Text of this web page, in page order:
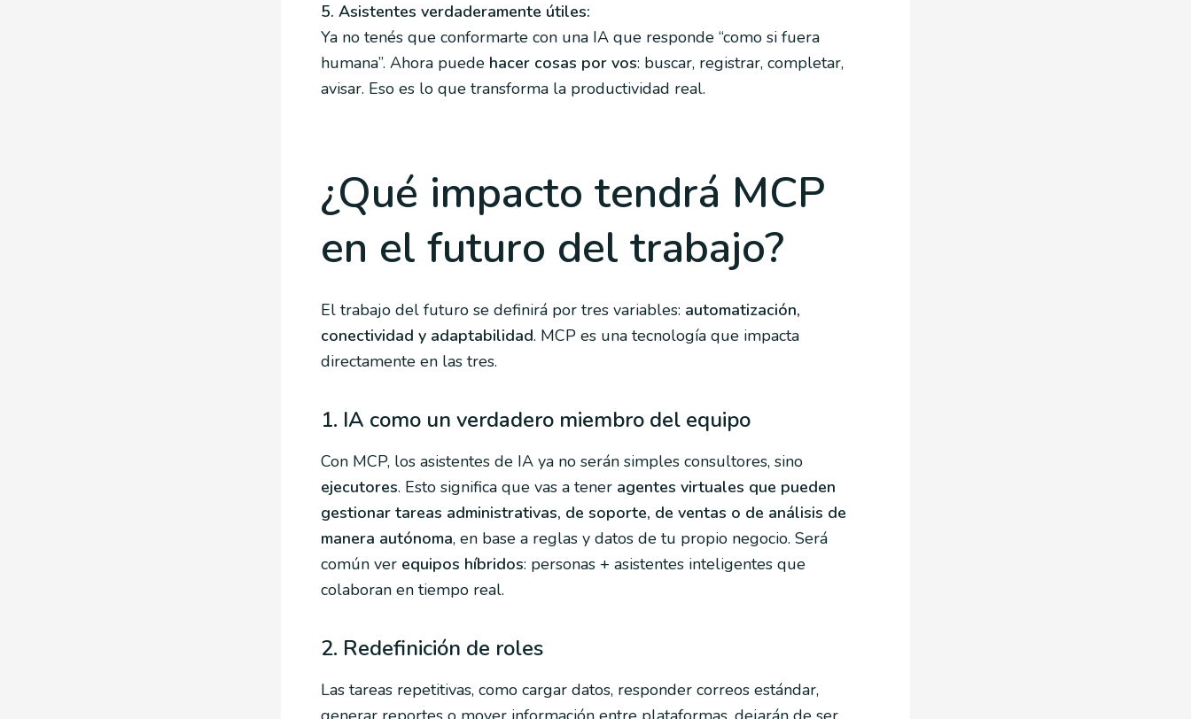
5. Asistentes verdaderamente útiles:
Ya no tenés que conformarte con una IA que responde “como si fuera
humana”. Ahora puede hacer cosas por vos: buscar, registrar, completar,
avisar. Eso es lo que transforma la productividad real.
¿Qué impacto tendrá MCP
en el futuro del trabajo?
El trabajo del futuro se definirá por tres variables: automatización,
conectividad y adaptabilidad. MCP es una tecnología que impacta
directamente en las tres.
1. IA como un verdadero miembro del equipo
Con MCP, los asistentes de IA ya no serán simples consultores, sino
ejecutores. Esto significa que vas a tener agentes virtuales que pueden
gestionar tareas administrativas, de soporte, de ventas o de análisis de
manera autónoma, en base a reglas y datos de tu propio negocio. Será
común ver equipos híbridos: personas + asistentes inteligentes que
colaboran en tiempo real.
2. Redefinición de roles
Las tareas repetitivas, como cargar datos, responder correos estándar,